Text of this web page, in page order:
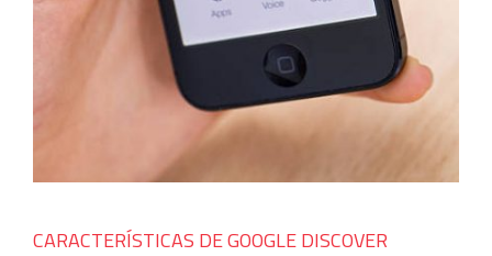
CARACTERÍSTICAS DE GOOGLE DISCOVER